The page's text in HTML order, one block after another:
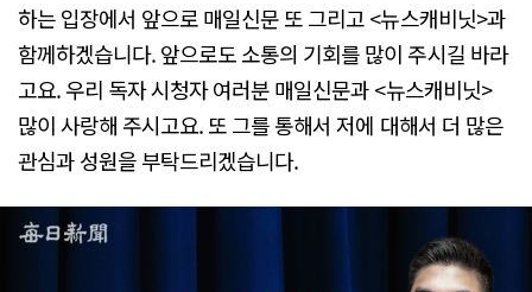
하는 입장에서 앞으로 매일신문 또 그리고 <뉴스캐비닛>과
함께하겠습니다. 앞으로도 소통의 기회를 많이 주시길 바라
고요. 우리 독자 시청자 여러분 매일신문과 <뉴스캐비닛>
많이 사랑해 주시고요. 또 그를 통해서 저에 대해서 더 많은
관심과 성원을 부탁드리겠습니다.